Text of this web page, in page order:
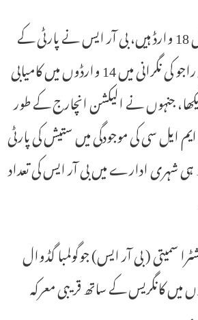
میونسپلٹی، جس میں کل 18 وارڈ ہیں، بی آر ایس نے پارٹی کے
ایم ایل سی شمبھی پور راجو کی نگرانی میں 14 وارڈوں میں کامیابی
جنہوں نے الیکشن انچارج کے طور
ایل سی کی موجودگی میں ستیش کی پارٹی
شہری ادارے میں بی آر ایس کی تعداد
سمیتی ( بی آر ایس) جوگولمبا گڈوال
میں کانگریس کے ساتھ قریبی معرکہ